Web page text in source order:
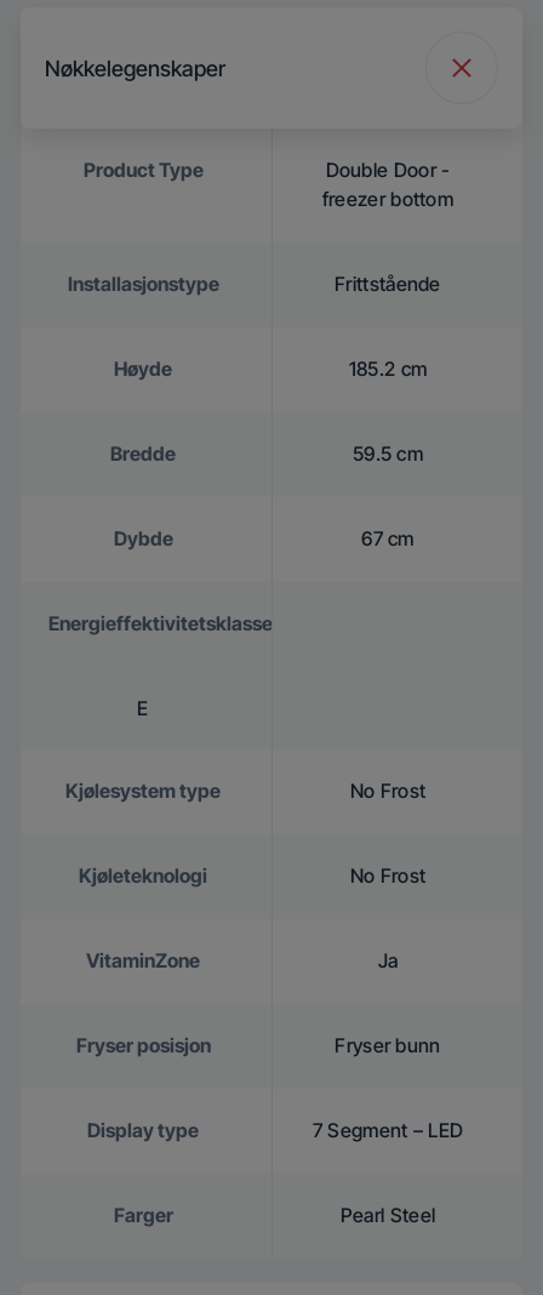
Nøkkelegenskaper
Product Type
Double Door -
freezer bottom
Installasjonstype Frittstående
Høyde 185.2 cm
Bredde 59.5 cm
Dybde 67 cm
Energieffektivitetsklasse
E
Kjølesystem type No Frost
Kjøleteknologi No Frost
VitaminZone Ja
Fryser posisjon Fryser bunn
Display type 7 Segment – LED
Farger Pearl Steel